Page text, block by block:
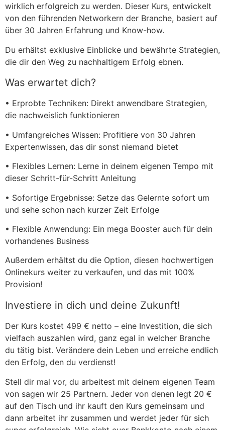
wirklich erfolgreich zu werden. Dieser Kurs, entwickelt
von den führenden Networkern der Branche, basiert auf
über 30 Jahren Erfahrung und Know-how.
Du erhältst exklusive Einblicke und bewährte Strategien,
die dir den Weg zu nachhaltigem Erfolg ebnen.
Was erwartet dich?
• Erprobte Techniken: Direkt anwendbare Strategien,
die nachweislich funktionieren
• Umfangreiches Wissen: Profitiere von 30 Jahren
Expertenwissen, das dir sonst niemand bietet
• Flexibles Lernen: Lerne in deinem eigenen Tempo mit
dieser Schritt-für-Schritt Anleitung
• Sofortige Ergebnisse: Setze das Gelernte sofort um
und sehe schon nach kurzer Zeit Erfolge
• Flexible Anwendung: Ein mega Booster auch für dein
vorhandenes Business
Außerdem erhältst du die Option, diesen hochwertigen
Onlinekurs weiter zu verkaufen, und das mit 100%
Provision!
Investiere in dich und deine Zukunft!
Der Kurs kostet 499 € netto – eine Investition, die sich
vielfach auszahlen wird, ganz egal in welcher Branche
du tätig bist. Verändere dein Leben und erreiche endlich
den Erfolg, den du verdienst!
Stell dir mal vor, du arbeitest mit deinem eigenen Team
von sagen wir 25 Partnern. Jeder von denen legt 20 €
auf den Tisch und ihr kauft den Kurs gemeinsam und
dann arbeitet ihr zusammen und werdet jeder für sich